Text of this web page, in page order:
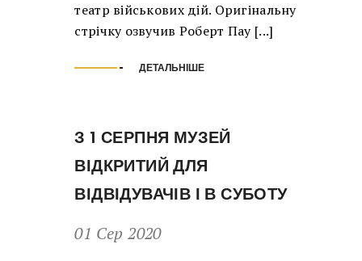
театр військових дій. Оригінальну
стрічку озвучив Роберт Пау [...]
ДЕТАЛЬНІШЕ
З 1 СЕРПНЯ МУЗЕЙ
ВІДКРИТИЙ ДЛЯ
ВІДВІДУВАЧІВ І В СУБОТУ
01 Сер 2020